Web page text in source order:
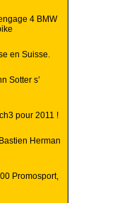
4 BMW
en Suisse.
Sotter s’
pour 2011 !
Herman
Promosport,